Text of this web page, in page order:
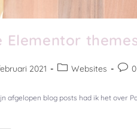
Elementor
2021 Websites
afgelopen blog posts had ik het over